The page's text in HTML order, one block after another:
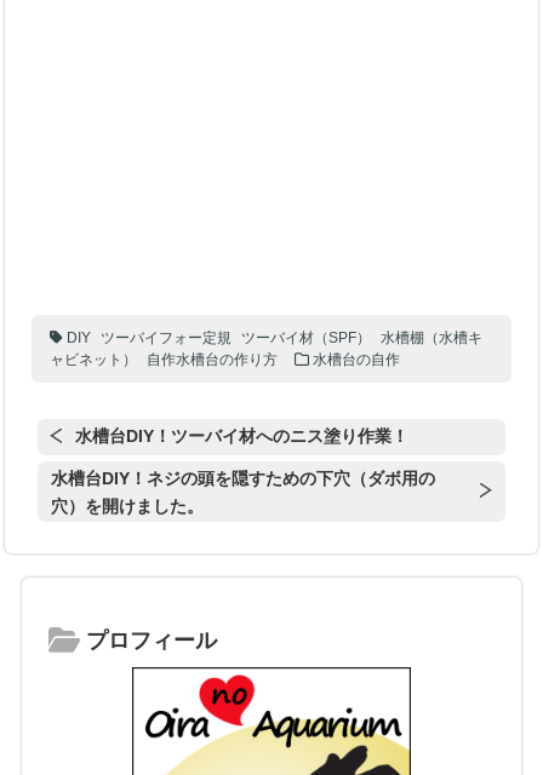
DIY ツーバイフォー定規 ツーバイ材（SPF）
水槽棚（水槽キ
ャビネット）
自作水槽台の作り方 水槽台の自作
水槽台DIY！ツーバイ材へのニス塗り作業！
水槽台DIY！ネジの頭を隠すための下穴（ダボ用の
穴）を開けました。
プロフィール